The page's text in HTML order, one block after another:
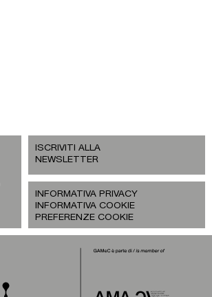
ISCRIVITI ALLA
NEWSLETTER
INFORMATIVA PRIVACY
INFORMATIVA COOKIE
PREFERENZE COOKIE